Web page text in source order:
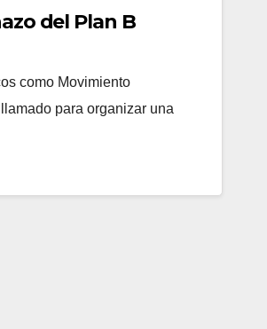
del Plan B
como Movimiento
para organizar una